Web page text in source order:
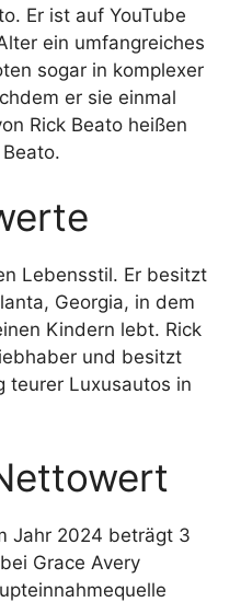
Er ist auf YouTube
ein umfangreiches
sogar in komplexer
er sie einmal
Rick Beato heißen
Lebensstil. Er besitzt
Georgia, in dem
Kindern lebt. Rick
und besitzt
teurer Luxusautos in
Jahr 2024 beträgt 3
Grace Avery